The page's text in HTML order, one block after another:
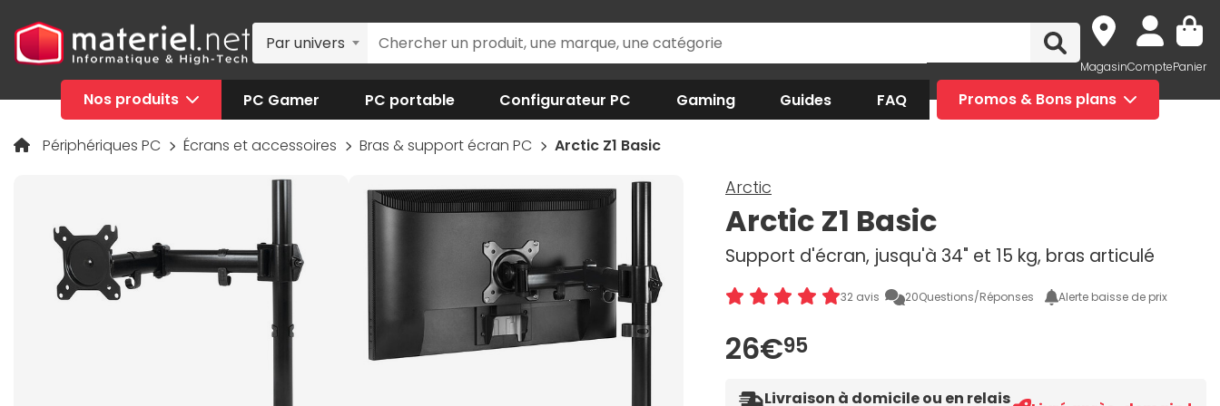
Par univers
MagasinComptePanier
Nos produits PC Gamer PC portable Configurateur PC Gaming Guides FAQ Promos & Bons plans
Périphériques PC Écrans et accessoires Bras & support écran PC Arctic Z1 Basic
Arctic
Arctic Z1 Basic
Support d'écran, jusqu'à 34" et 15 kg, bras articulé
32 avis 20Questions/Réponses Alerte baisse de prix
26€95
Livraison à domicile ou en relais